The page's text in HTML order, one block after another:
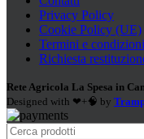
Privacy Policy
Cookie Policy (UE)
Termini e condizioni
Richiesta
Rete Agricola La Spesa in
Designed with ❤+🧠 by